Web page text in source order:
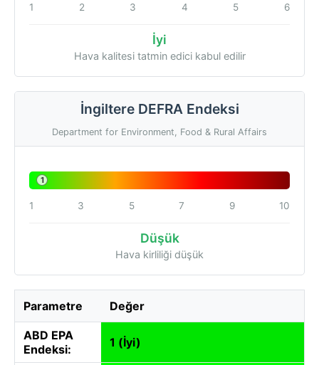
1 2 3 4 5 6
İyi
Hava kalitesi tatmin edici kabul edilir
İngiltere DEFRA Endeksi
Department for Environment, Food & Rural Affairs
1
1 3 5 7 9 10
Düşük
Hava kirliliği düşük
Parametre Değer
ABD EPA
Endeksi:
1 (İyi)